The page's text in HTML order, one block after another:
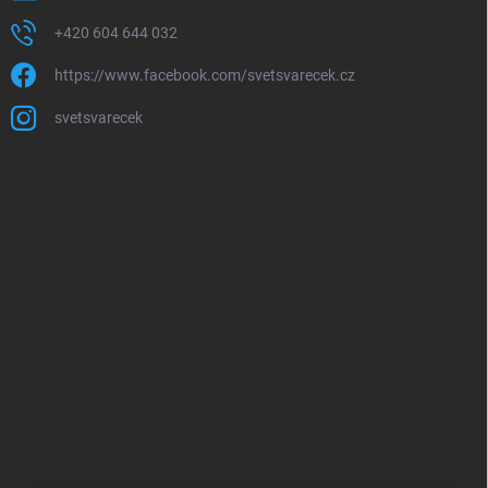
+420 604 644 032
https://www.facebook.com/svetsvarecek.cz
svetsvarecek